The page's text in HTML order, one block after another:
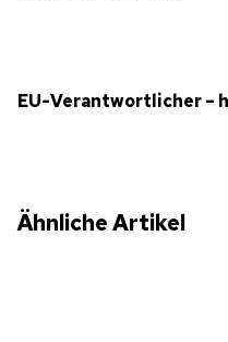
EU-Verantwortlicher –
Ähnliche Artikel